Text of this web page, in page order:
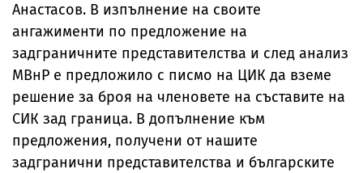
Анастасов. В изпълнение на своите
ангажименти по предложение на
задграничните представителства и след анализ
МВнР е предложило с писмо на ЦИК да вземе
решение за броя на членовете на съставите на
СИК зад граница. В допълнение към
предложения, получени от нашите
задгранични представителства и българските